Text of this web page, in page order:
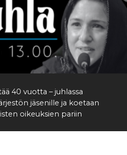
Etsi
40 vuotta – juhlassa
jäsenille ja koetaan
oikeuksien pariin